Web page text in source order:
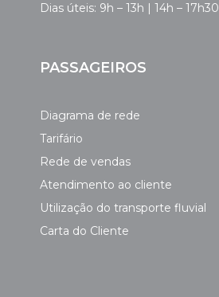
Dias úteis: 9h – 13h | 14h – 17h30
PASSAGEIROS
Diagrama de rede
Tarifário
Rede de vendas
Atendimento ao cliente
Utilização do transporte fluvial
Carta do Cliente